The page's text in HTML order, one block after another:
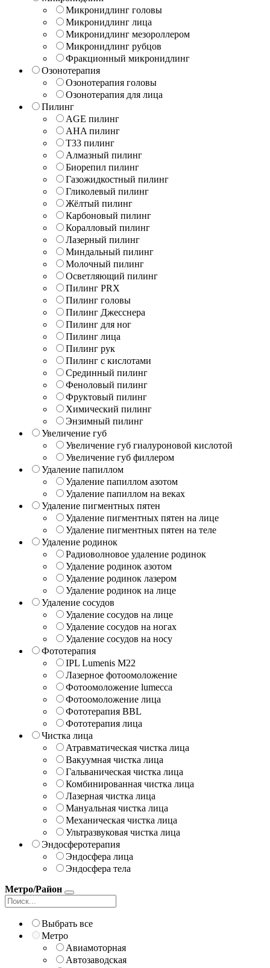
Микронидлинг головы
Микронидлинг лица
Микронидлинг мезороллером
Микронидлинг рубцов
Фракционный микронидлинг
Озонотерапия
Озонотерапия головы
Озонотерапия для лица
Пилинг
AGE пилинг
AHA пилинг
T33 пилинг
Алмазный пилинг
Биорепил пилинг
Газожидкостный пилинг
Гликолевый пилинг
Жёлтый пилинг
Карбоновый пилинг
Коралловый пилинг
Лазерный пилинг
Миндальный пилинг
Молочный пилинг
Осветляющий пилинг
Пилинг PRX
Пилинг головы
Пилинг Джесснера
Пилинг для ног
Пилинг лица
Пилинг рук
Пилинг с кислотами
Срединный пилинг
Феноловый пилинг
Фруктовый пилинг
Химический пилинг
Энзимный пилинг
Увеличение губ
Увеличение губ гиалуроновой кислотой
Увеличение губ филлером
Удаление папиллом
Удаление папиллом азотом
Удаление папиллом на веках
Удаление пигментных пятен
Удаление пигментных пятен на лице
Удаление пигментных пятен на теле
Удаление родинок
Радиоволновое удаление родинок
Удаление родинок азотом
Удаление родинок лазером
Удаление родинок на лице
Удаление сосудов
Удаление сосудов на лице
Удаление сосудов на ногах
Удаление сосудов на носу
Фототерапия
IPL Lumenis M22
Лазерное фотоомоложение
Фотоомоложение lumecca
Фотоомоложение лица
Фототерапия BBL
Фототерапия лица
Чистка лица
Атравматическая чистка лица
Вакуумная чистка лица
Гальваническая чистка лица
Комбинированная чистка лица
Лазерная чистка лица
Мануальная чистка лица
Механическая чистка лица
Ультразвуковая чистка лица
Эндосферотерапия
Эндосфера лица
Эндосфера тела
Метро/Район
Выбрать все
Метро
Авиамоторная
Автозаводская